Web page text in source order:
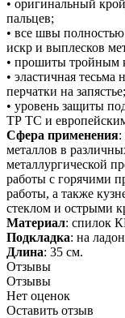
• оригинальный
пальцев;
• все швы
искр и выплесков
• прошиты тройным
• эластичная
перчатки на запястье;
• уровень защиты
ТР ТС и
Сфера применения:
металлов в
металлургической
работы с горячими
работы, а также
стеклом и острыми
Материал: спилок
Подкладка: на
Длина: 35 см.
Отзывы
Отзывы
Нет оценок
Оставить отзыв